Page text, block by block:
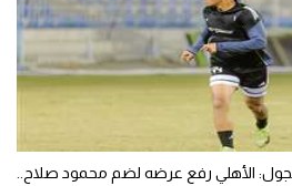
الأهلي رفع عرضه لضم محمود صلاح..